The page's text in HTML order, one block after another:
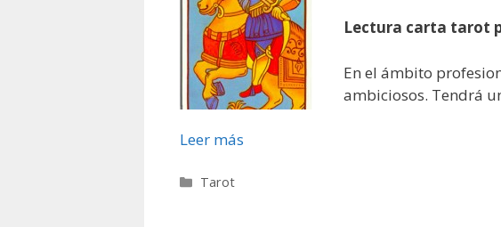
Lectura carta tarot
En el ámbito
ambiciosos. Tendrá
Leer más
Categorías
Tarot